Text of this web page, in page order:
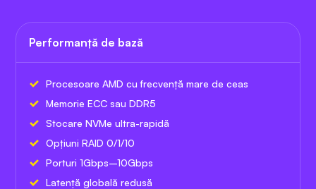
Performanță de bază
Procesoare AMD cu frecvență mare de ceas
Memorie ECC sau DDR5
Stocare NVMe ultra-rapidă
Opțiuni RAID 0/1/10
Porturi 1Gbps–10Gbps
Latență globală redusă